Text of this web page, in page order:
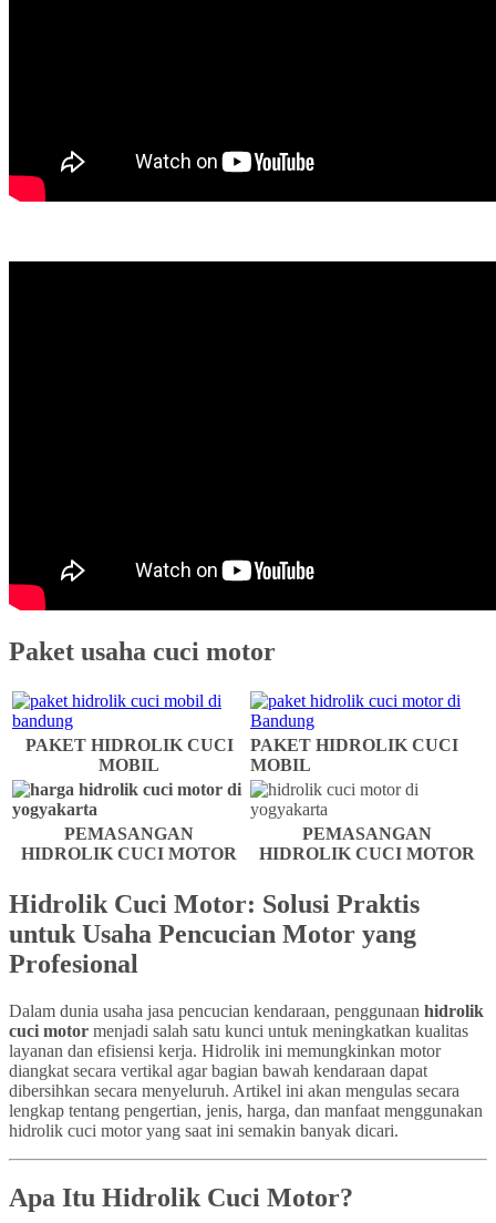
Paket usaha cuci motor
PAKET HIDROLIK CUCI
MOBIL
PAKET HIDROLIK CUCI
MOBIL
PEMASANGAN
HIDROLIK CUCI MOTOR
PEMASANGAN
HIDROLIK CUCI MOTOR
Hidrolik Cuci Motor: Solusi Praktis
untuk Usaha Pencucian Motor yang
Profesional
Dalam dunia usaha jasa pencucian kendaraan, penggunaan hidrolik
cuci motor menjadi salah satu kunci untuk meningkatkan kualitas
layanan dan efisiensi kerja. Hidrolik ini memungkinkan motor
diangkat secara vertikal agar bagian bawah kendaraan dapat
dibersihkan secara menyeluruh. Artikel ini akan mengulas secara
lengkap tentang pengertian, jenis, harga, dan manfaat menggunakan
hidrolik cuci motor yang saat ini semakin banyak dicari.
Apa Itu Hidrolik Cuci Motor?